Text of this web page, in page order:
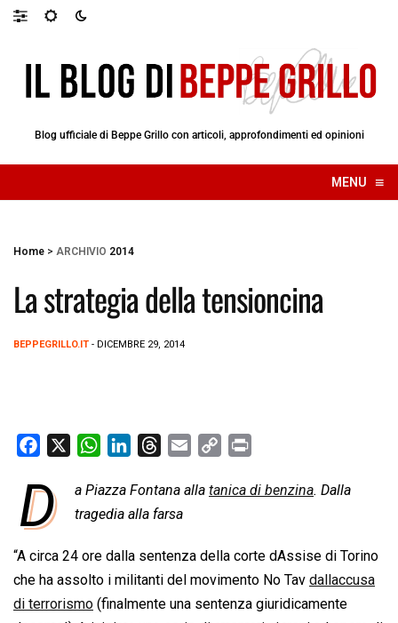
Blog ufficiale di Beppe Grillo con articoli, approfondimenti ed opinioni
MENU ≡
☰
Home > ARCHIVIO 2014
La strategia della tensioncina
BEPPEGRILLO.IT - DICEMBRE 29, 2014
c
e
o
o
k
W
a
t
A
p
p
n
k
d
I
n
r
e
d
s
a
p
i
n
k
i
D a Piazza Fontana alla tanica di benzina. Dalla
tragedia alla farsa
“A circa 24 ore dalla sentenza della corte dAssise di Torino
che ha assolto i militanti del movimento No Tav dallaccusa
di terrorismo (finalmente una sentenza giuridicamente